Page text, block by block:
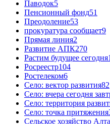
Паводок5
Пенсионный фонд51
Преодоление53
прокуратура сообщает9
Прямая линия2
Развитие АПК270
Растим будущее сегодня
Росреестр104
Ростелеком6
Село: вектор развития82
Село: вчера сегодня
Село: территория
Село: точка притяжения
Сельское хозяйство